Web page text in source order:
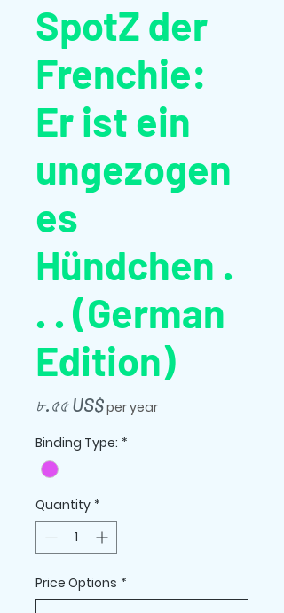
SpotZ der
Frenchie:
Er ist ein
ungezogen
es
Hündchen .
. . (German
Edition)
৮.৫৫ US$Price
per year
Binding Type: *
Quantity *
Price Options *